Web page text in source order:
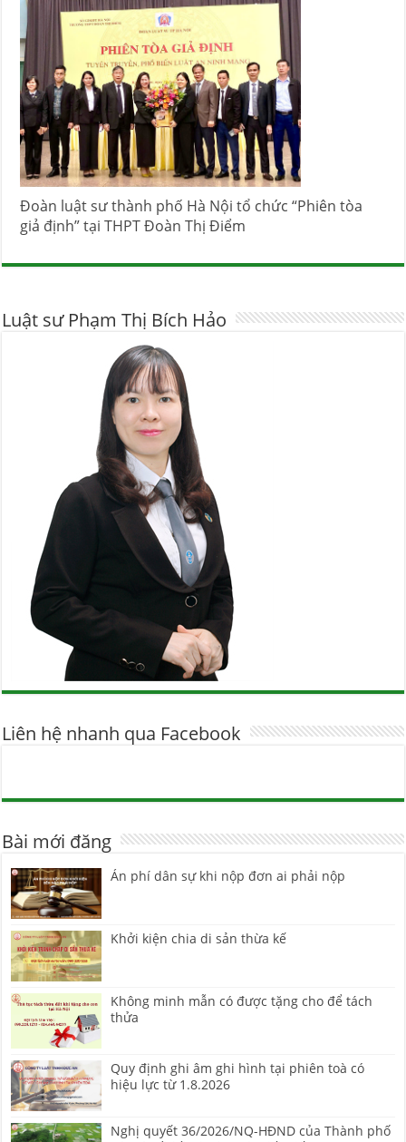
Đoàn luật sư thành phố Hà Nội tổ chức “Phiên tòa
giả định” tại THPT Đoàn Thị Điểm
Luật sư Phạm Thị Bích Hảo
Liên hệ nhanh qua Facebook
Bài mới đăng
Án phí dân sự khi nộp đơn ai phải nộp
Khởi kiện chia di sản thừa kế
Không minh mẫn có được tặng cho để tách
thửa
Quy định ghi âm ghi hình tại phiên toà có
hiệu lực từ 1.8.2026
Nghị quyết 36/2026/NQ-HĐND của Thành phố